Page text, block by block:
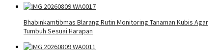
Bhabinkamtibmas Blarang Rutin Monitoring Tanaman Kubis Agar
Tumbuh Sesuai Harapan